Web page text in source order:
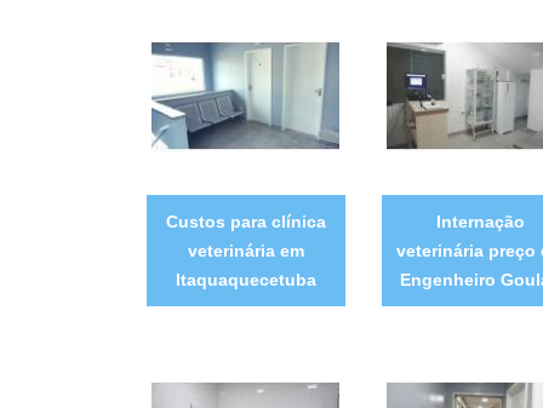
Custos para clínica
veterinária em
Itaquaquecetuba
Internação
veterinária preço
Engenheiro